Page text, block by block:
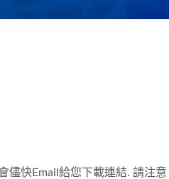
儘快Email給您下載連結. 請注